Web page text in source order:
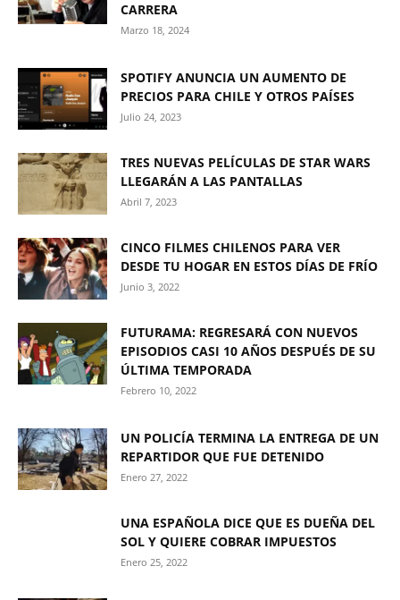
CARRERA
Marzo 18, 2024
SPOTIFY ANUNCIA UN AUMENTO DE
PRECIOS PARA CHILE Y OTROS PAÍSES
Julio 24, 2023
TRES NUEVAS PELÍCULAS DE STAR WARS
LLEGARÁN A LAS PANTALLAS
Abril 7, 2023
CINCO FILMES CHILENOS PARA VER
DESDE TU HOGAR EN ESTOS DÍAS DE FRÍO
Junio 3, 2022
FUTURAMA: REGRESARÁ CON NUEVOS
EPISODIOS CASI 10 AÑOS DESPUÉS DE SU
ÚLTIMA TEMPORADA
Febrero 10, 2022
UN POLICÍA TERMINA LA ENTREGA DE UN
REPARTIDOR QUE FUE DETENIDO
Enero 27, 2022
UNA ESPAÑOLA DICE QUE ES DUEÑA DEL
SOL Y QUIERE COBRAR IMPUESTOS
Enero 25, 2022